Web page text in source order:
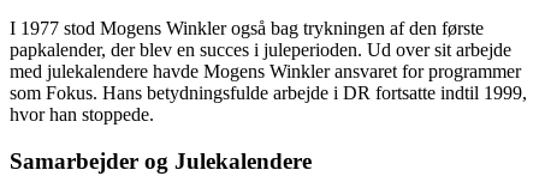
I 1977 stod Mogens Winkler også bag trykningen af den første
papkalender, der blev en succes i juleperioden. Ud over sit arbejde
med julekalendere havde Mogens Winkler ansvaret for programmer
som Fokus. Hans betydningsfulde arbejde i DR fortsatte indtil 1999,
hvor han stoppede.
Samarbejder og Julekalendere